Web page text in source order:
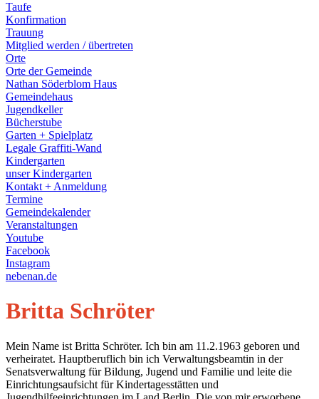
Taufe
Konfirmation
Trauung
Mitglied werden / übertreten
Orte
Orte der Gemeinde
Nathan Söderblom Haus
Gemeindehaus
Jugendkeller
Bücherstube
Garten + Spielplatz
Legale Graffiti-Wand
Kindergarten
unser Kindergarten
Kontakt + Anmeldung
Termine
Gemeindekalender
Veranstaltungen
Youtube
Facebook
Instagram
nebenan.de
Britta Schröter
Mein Name ist Britta Schröter. Ich bin am 11.2.1963 geboren und
verheiratet. Hauptberuflich bin ich Verwaltungsbeamtin in der
Senatsverwaltung für Bildung, Jugend und Familie und leite die
Einrichtungsaufsicht für Kindertagesstätten und